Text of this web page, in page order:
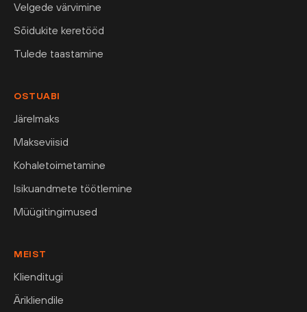
Velgede värvimine
Sõidukite keretööd
Tulede taastamine
OSTUABI
Järelmaks
Makseviisid
Kohaletoimetamine
Isikuandmete töötlemine
Müügitingimused
MEIST
Klienditugi
Ärikliendile